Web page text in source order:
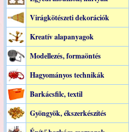
Virágkötészeti dekorációk
Kreatív alapanyagok
Modellezés, formaöntés
Hagyományos technikák
Barkácsfilc, textil
Gyöngyök, ékszerkészítés